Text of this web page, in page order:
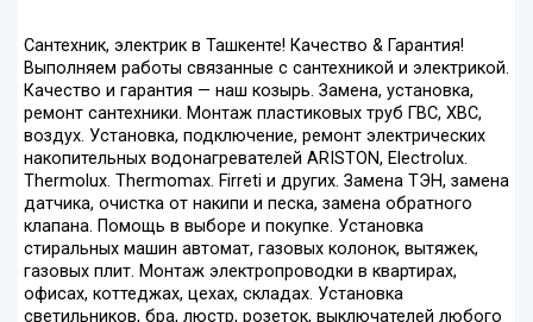
Сантехник, электрик в Ташкенте! Качество & Гарантия!
Выполняем работы связанные с сантехникой и электрикой.
Качество и гарантия — наш козырь. Замена, установка,
ремонт сантехники. Монтаж пластиковых труб ГВС, ХВС,
воздух. Установка, подключение, ремонт электрических
накопительных водонагревателей ARISTON, Electrolux.
Thermolux. Thermomax. Firreti и других. Замена ТЭН, замена
датчика, очистка от накипи и песка, замена обратного
клапана. Помощь в выборе и покупке. Установка
стиральных машин автомат, газовых колонок, вытяжек,
газовых плит. Монтаж электропроводки в квартирах,
офисах, коттеджах, цехах, складах. Установка
светильников, бра, люстр, розеток, выключателей любого